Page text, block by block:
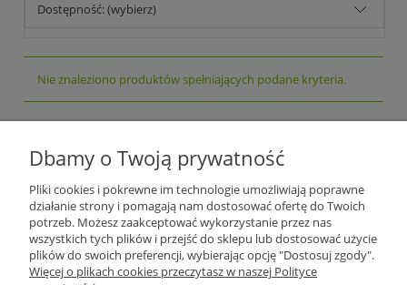
Dostępność: (wybierz)
Nie znaleziono produktów spełniających podane kryteria.
ul. Warszawska 281
26-110Skarżysko-Kamienna
+48 509 457 733
E-mail:plantago@plantago.pl
Pomoc
Dbamy o Twoją prywatność
Pliki cookies i pokrewne im technologie umożliwiają poprawne
działanie strony i pomagają nam dostosować ofertę do Twoich
potrzeb. Możesz zaakceptować wykorzystanie przez nas
wszystkich tych plików i przejść do sklepu lub dostosować użycie
plików do swoich preferencji, wybierając opcję "Dostosuj zgody".
Więcej o plikach cookies przeczytasz w naszej Polityce